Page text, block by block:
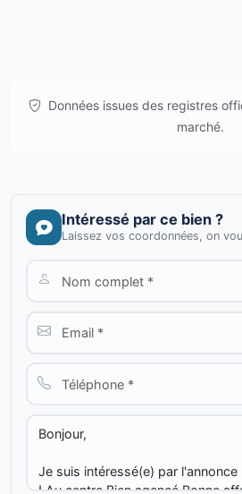
Données issues des registres
marché.
Intéressé par ce bien ?
Laissez vos coordonnées, on